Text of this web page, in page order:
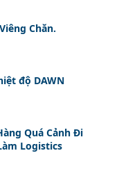
Chăn.
độ DAWN
Quá Cảnh Đi
Logistics